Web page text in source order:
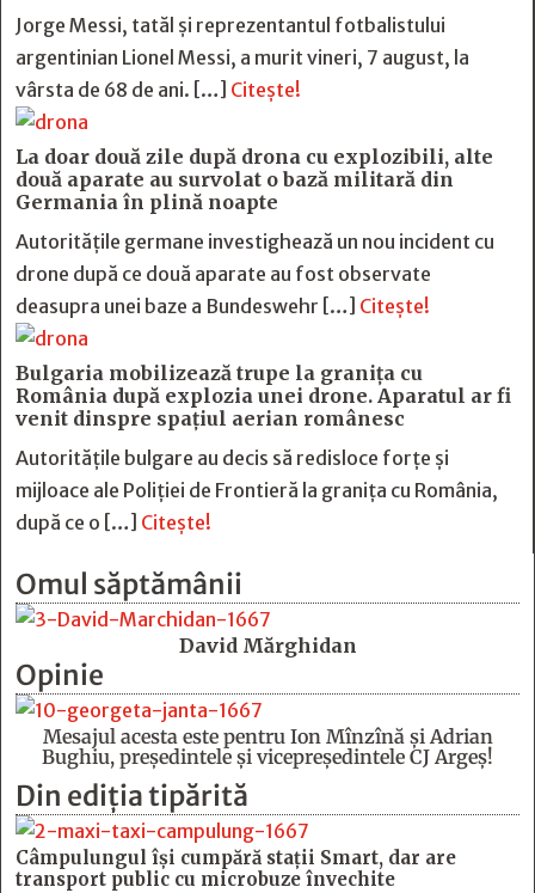
Jorge Messi, tatăl și reprezentantul fotbalistului
argentinian Lionel Messi, a murit vineri, 7 august, la
vârsta de 68 de ani. […] Citește!
La doar două zile după drona cu explozibili, alte
două aparate au survolat o bază militară din
Germania în plină noapte
Autoritățile germane investighează un nou incident cu
drone după ce două aparate au fost observate
deasupra unei baze a Bundeswehr […] Citește!
Bulgaria mobilizează trupe la granița cu
România după explozia unei drone. Aparatul ar fi
venit dinspre spațiul aerian românesc
Autoritățile bulgare au decis să redisloce forțe și
mijloace ale Poliției de Frontieră la granița cu România,
după ce o […] Citește!
Omul săptămânii
David Mărghidan
Opinie
Mesajul acesta este pentru Ion Mînzînă şi Adrian
Bughiu, preşedintele şi vicepreşedintele CJ Argeş!
Din ediția tipărită
Câmpulungul îşi cumpără staţii Smart, dar are
transport public cu microbuze învechite